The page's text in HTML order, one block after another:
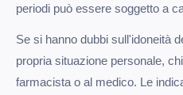
periodi può essere soggetto a
Se si hanno dubbi sull'idoneità
propria situazione personale,
farmacista o al medico. Le